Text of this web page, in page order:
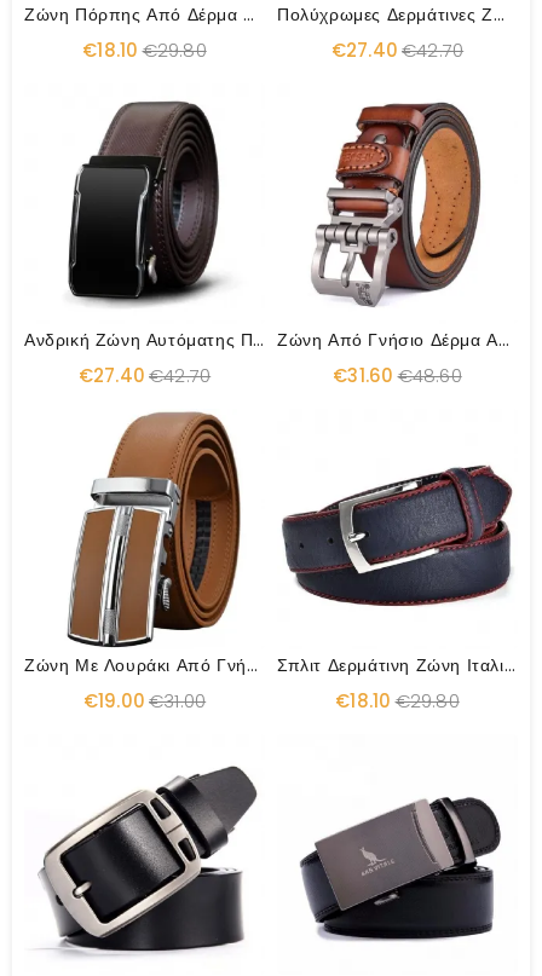
Ζώνη Πόρπης Από Δέρμα Αγελάδας
€18.10 €29.80
Πολύχρωμες Δερμάτινες Ζώνες Αγελάδας
€27.40€42.70
Ανδρική Ζώνη Αυτόματης Πόρπης Από Δέρμα Αγελάδας
€27.40€42.70
Ζώνη Από Γνήσιο Δέρμα Αγελάδας Υψηλής Ποιότητας
€31.60 €48.60
Ζώνη Με Λουράκι Από Γνήσιο Δέρμα Υψηλής Ποιότητας Πολυτελείας
€19.00€31.00
Σπλιτ Δερμάτινη Ζώνη Ιταλικής Μόδας
€18.10 €29.80